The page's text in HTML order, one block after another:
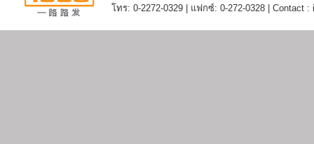
โทร: 0-2272-0329 | แฟกซ์: 0-272-0328 | Contact